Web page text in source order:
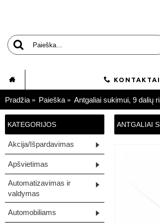
KONTAKTAI
Pradžia Paieška Antgaliai sukimui, 9 dalių
KATEGORIJOS
Akcija/Išpardavimas
Apšvietimas
Automatizavimas ir
valdymas
Automobiliams
ANTGALIAI